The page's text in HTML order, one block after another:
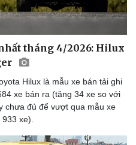
Đời sống
Nhà đẹp
Blog
tháng 4/2026: Hilux
Hilux là mẫu xe bán tải ghi
xe bán ra (tăng 34 xe so với
chưa đủ để vượt qua mẫu xe
xe).